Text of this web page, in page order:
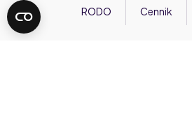
RODO Cennik